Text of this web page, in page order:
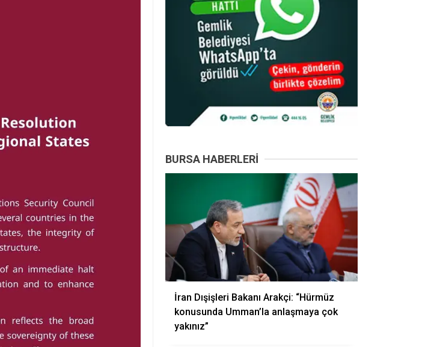
BURSA HABERLERI
İran Dışişleri Bakanı Arakçi: “Hürmüz
konusunda Umman’la anlaşmaya çok
yakınız”